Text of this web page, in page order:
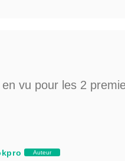
vu pour les 2
Auteur